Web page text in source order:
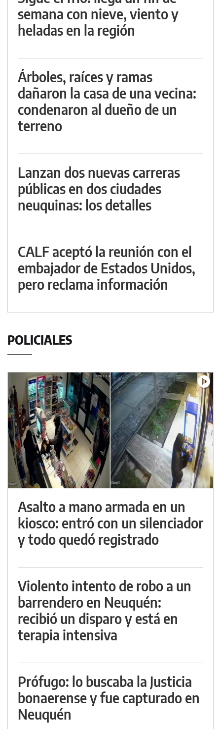
semana con nieve, viento y
heladas en la región
Árboles, raíces y ramas
dañaron la casa de una vecina:
condenaron al dueño de un
terreno
Lanzan dos nuevas carreras
públicas en dos ciudades
neuquinas: los detalles
CALF aceptó la reunión con el
embajador de Estados Unidos,
pero reclama información
POLICIALES
Asalto a mano armada en un
kiosco: entró con un silenciador
y todo quedó registrado
Violento intento de robo a un
barrendero en Neuquén:
recibió un disparo y está en
terapia intensiva
Prófugo: lo buscaba la Justicia
bonaerense y fue capturado en
Neuquén